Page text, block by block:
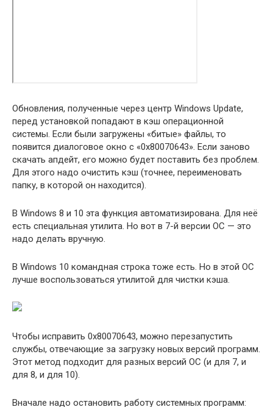
Обновления, полученные через центр Windows Update,
перед установкой попадают в кэш операционной
системы. Если были загружены «битые» файлы, то
появится диалоговое окно с «0x80070643». Если заново
скачать апдейт, его можно будет поставить без проблем.
Для этого надо очистить кэш (точнее, переименовать
папку, в которой он находится).
В Windows 8 и 10 эта функция автоматизирована. Для неё
есть специальная утилита. Но вот в 7-й версии ОС — это
надо делать вручную.
В Windows 10 командная строка тоже есть. Но в этой ОС
лучше воспользоваться утилитой для чистки кэша.
Чтобы исправить 0x80070643, можно перезапустить
службы, отвечающие за загрузку новых версий программ.
Этот метод подходит для разных версий ОС (и для 7, и
для 8, и для 10).
Вначале надо остановить работу системных программ: